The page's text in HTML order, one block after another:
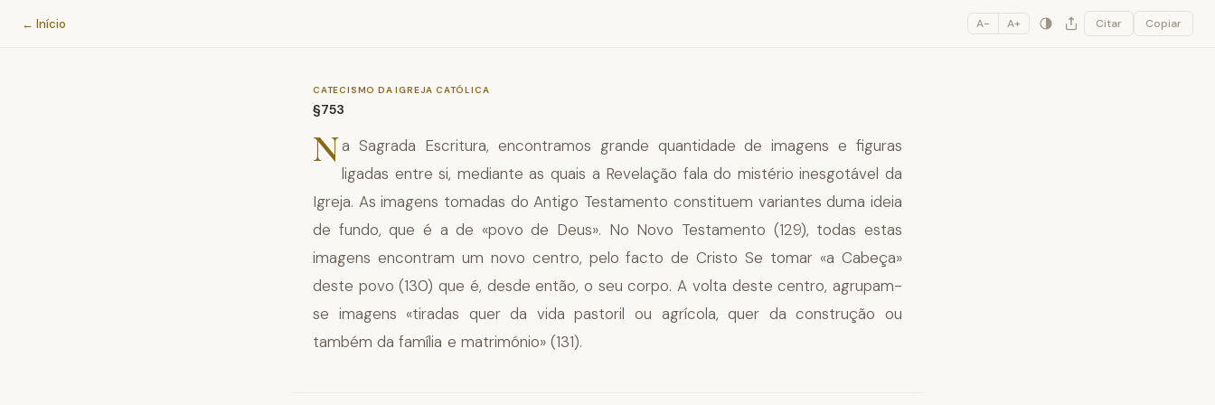
Catecismo da Igreja Católica
← Início A− A+ Citar Copiar
CATECISMO DA IGREJA CATÓLICA
§753
Na Sagrada Escritura, encontramos grande quantidade de imagens e figuras
ligadas entre si, mediante as quais a Revelação fala do mistério inesgotável da
Igreja. As imagens tomadas do Antigo Testamento constituem variantes duma ideia
de fundo, que é a de «povo de Deus». No Novo Testamento (129), todas estas
imagens encontram um novo centro, pelo facto de Cristo Se tomar «a Cabeça»
deste povo (130) que é, desde então, o seu corpo. A volta deste centro, agrupam-
se imagens «tiradas quer da vida pastoril ou agrícola, quer da construção ou
também da família e matrimónio» (131).